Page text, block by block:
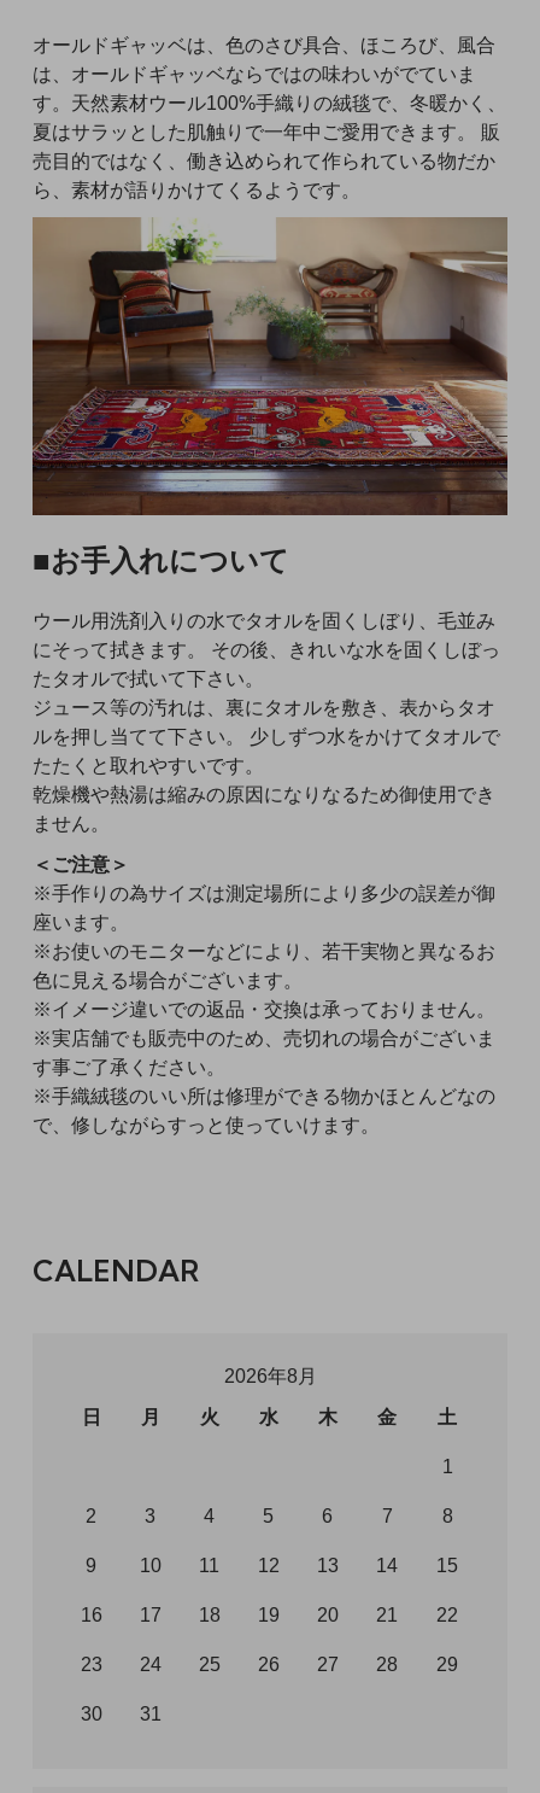
オールドギャッベは、色のさび具合、ほころび、風合
は、オールドギャッベならではの味わいがでていま
す。天然素材ウール100%手織りの絨毯で、冬暖かく、
夏はサラッとした肌触りで一年中ご愛用できます。 販
売目的ではなく、働き込められて作られている物だか
ら、素材が語りかけてくるようです。
■お手入れについて
ウール用洗剤入りの水でタオルを固くしぼり、毛並み
にそって拭きます。 その後、きれいな水を固くしぼっ
たタオルで拭いて下さい。
ジュース等の汚れは、裏にタオルを敷き、表からタオ
ルを押し当てて下さい。 少しずつ水をかけてタオルで
たたくと取れやすいです。
乾燥機や熱湯は縮みの原因になりなるため御使用でき
ません。
＜ご注意＞
※手作りの為サイズは測定場所により多少の誤差が御
座います。
※お使いのモニターなどにより、若干実物と異なるお
色に見える場合がございます。
※イメージ違いでの返品・交換は承っておりません。
※実店舗でも販売中のため、売切れの場合がございま
す事ご了承ください。
※手織絨毯のいい所は修理ができる物かほとんどなの
で、修しながらすっと使っていけます。
CALENDAR
2026年8月
日
月 火 水 木 金 土
1
2 3 4 5 6 7 8
9 10 11 12 13 14 15
16 17 18 19 20 21 22
23 24 25 26 27 28 29
30 31